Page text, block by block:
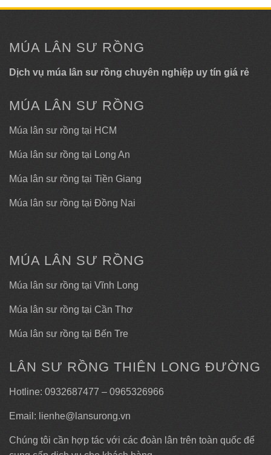
MÚA LÂN SƯ RỒNG
Dịch vụ múa lân sư rồng chuyên nghiệp uy tín giá rẻ
MÚA LÂN SƯ RỒNG
Múa lân sư rồng tại HCM
Múa lân sư rồng tại Long An
Múa lân sư rồng tại Tiền Giang
Múa lân sư rồng tại Đồng Nai
MÚA LÂN SƯ RỒNG
Múa lân sư rồng tại Vĩnh Long
Múa lân sư rồng tại Cần Thơ
Múa lân sư rồng tại Bến Tre
LÂN SƯ RỒNG THIÊN LONG ĐƯỜNG
Hotline: 0932687477 – 0965326966
Email: lienhe@lansurong.vn
Chúng tôi cần hợp tác với các đoàn lân trên toàn quốc để